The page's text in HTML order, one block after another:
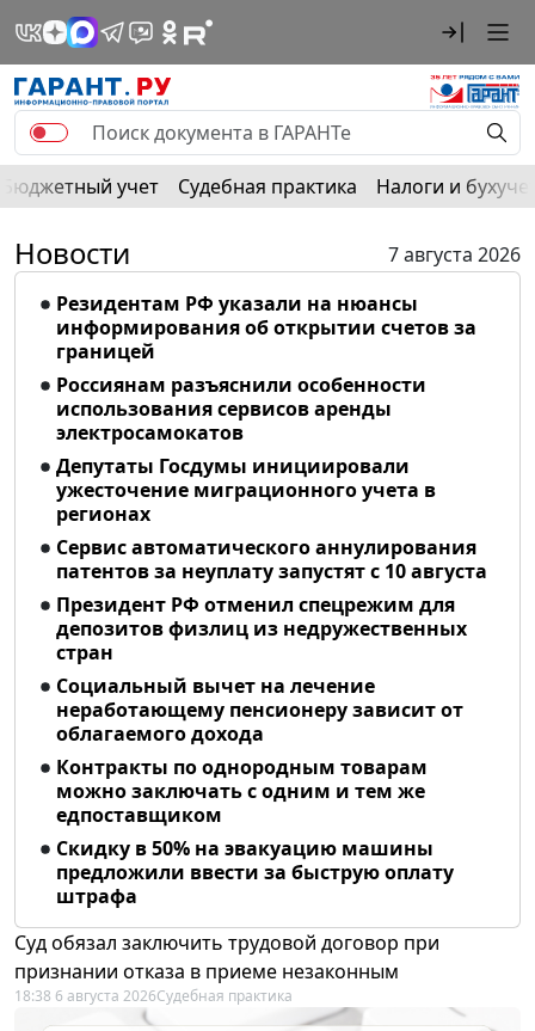
Бюджетный учет Судебная практика Налоги и
Новости
7 августа 2026
Резидентам РФ указали на нюансы
информирования об открытии счетов за
границей
Россиянам разъяснили особенности
использования сервисов аренды
электросамокатов
Депутаты Госдумы инициировали
ужесточение миграционного учета в
регионах
Сервис автоматического аннулирования
патентов за неуплату запустят с 10 августа
Президент РФ отменил спецрежим для
депозитов физлиц из недружественных
стран
Социальный вычет на лечение
неработающему пенсионеру зависит от
облагаемого дохода
Контракты по однородным товарам
можно заключать с одним и тем же
едпоставщиком
Скидку в 50% на эвакуацию машины
предложили ввести за быструю оплату
штрафа
Суд обязал заключить трудовой договор при
признании отказа в приеме незаконным
18:38 6 августа 2026Судебная практика